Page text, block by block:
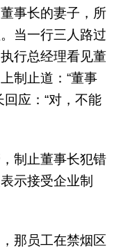
事长的妻子，所
当一行三人路过
行总经理看见董
制止道：“董事
应：“对，不能
制止董事长犯错
示接受企业制
那员工在禁烟区